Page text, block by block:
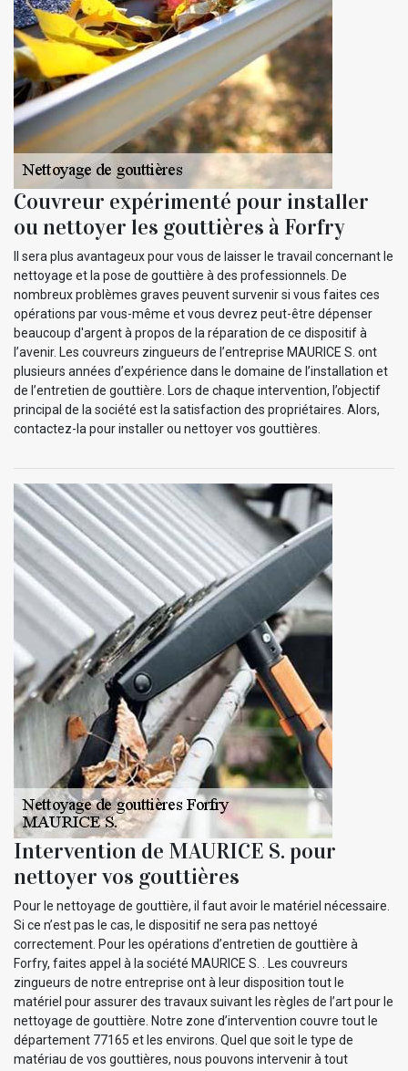
Couvreur expérimenté pour installer
ou nettoyer les gouttières à Forfry
Il sera plus avantageux pour vous de laisser le travail concernant le
nettoyage et la pose de gouttière à des professionnels. De
nombreux problèmes graves peuvent survenir si vous faites ces
opérations par vous-même et vous devrez peut-être dépenser
beaucoup d'argent à propos de la réparation de ce dispositif à
l’avenir. Les couvreurs zingueurs de l’entreprise MAURICE S. ont
plusieurs années d’expérience dans le domaine de l’installation et
de l’entretien de gouttière. Lors de chaque intervention, l’objectif
principal de la société est la satisfaction des propriétaires. Alors,
contactez-la pour installer ou nettoyer vos gouttières.
Intervention de MAURICE S. pour
nettoyer vos gouttières
Pour le nettoyage de gouttière, il faut avoir le matériel nécessaire.
Si ce n’est pas le cas, le dispositif ne sera pas nettoyé
correctement. Pour les opérations d’entretien de gouttière à
Forfry, faites appel à la société MAURICE S. . Les couvreurs
zingueurs de notre entreprise ont à leur disposition tout le
matériel pour assurer des travaux suivant les règles de l’art pour le
nettoyage de gouttière. Notre zone d’intervention couvre tout le
département 77165 et les environs. Quel que soit le type de
matériau de vos gouttières, nous pouvons intervenir à tout